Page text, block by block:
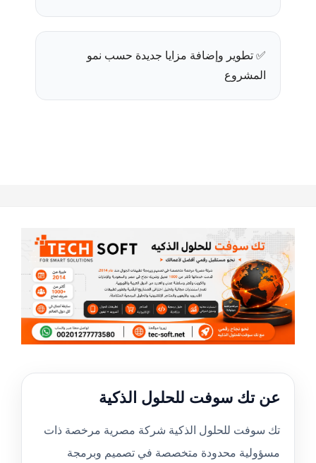
✅ تطوير وإضافة مزايا جديدة حسب نمو
المشروع
عن تك سوفت للحلول الذكية
تك سوفت للحلول الذكية شركة مصرية مرخصة ذات
مسؤولية محدودة متخصصة في تصميم وبرمجة